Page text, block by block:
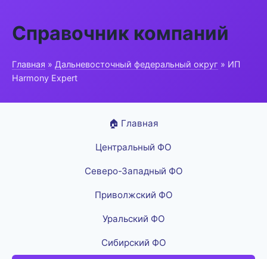
Справочник компаний
Главная » Дальневосточный федеральный округ » ИП
Harmony Expert
🏠 Главная
Центральный ФО
Северо-Западный ФО
Приволжский ФО
Уральский ФО
Сибирский ФО